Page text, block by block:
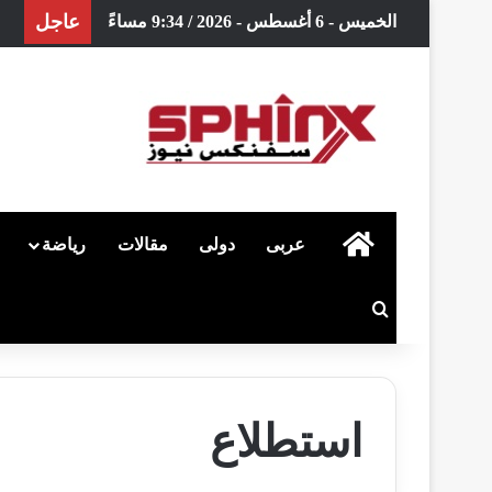
الخميس - 6 أغسطس - 2026 / 9:34 مساءً عاجل
الرئيسية
عربى دولى مقالات رياضة
استطلاع